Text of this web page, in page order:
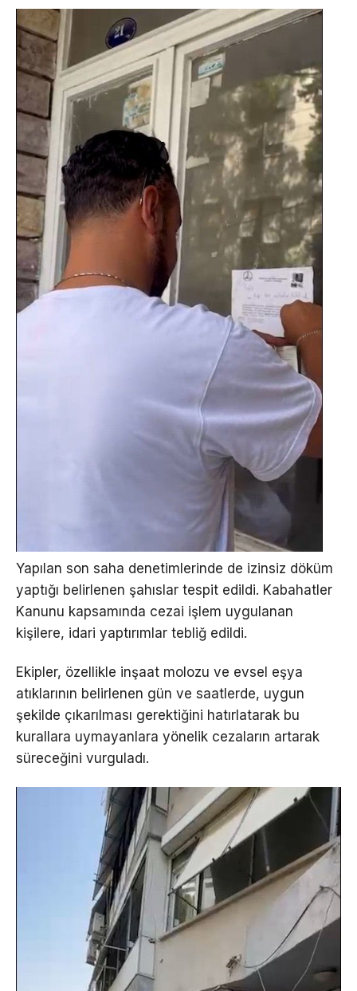
Yapılan son saha denetimlerinde de izinsiz döküm
yaptığı belirlenen şahıslar tespit edildi. Kabahatler
Kanunu kapsamında cezai işlem uygulanan
kişilere, idari yaptırımlar tebliğ edildi.
Ekipler, özellikle inşaat molozu ve evsel eşya
atıklarının belirlenen gün ve saatlerde, uygun
şekilde çıkarılması gerektiğini hatırlatarak bu
kurallara uymayanlara yönelik cezaların artarak
süreceğini vurguladı.